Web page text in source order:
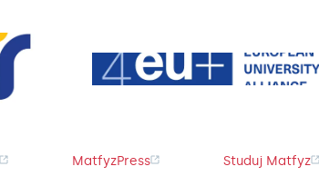
MatfyzPress Studuj Matfyz